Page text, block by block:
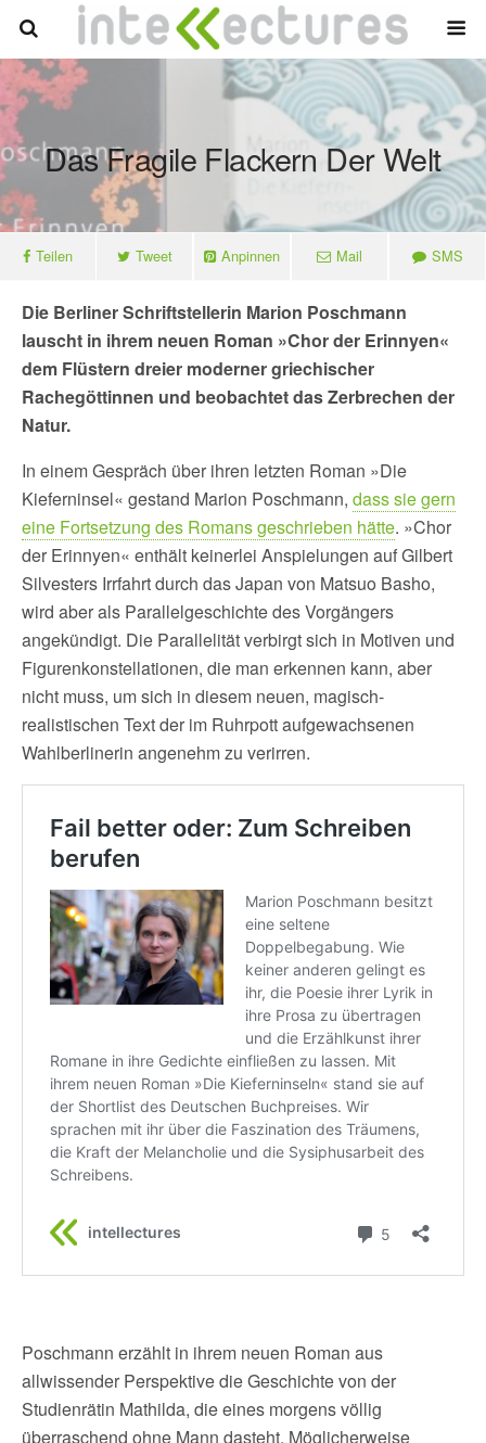
Das Fragile Flackern Der Welt
Teilen Tweet Anpinnen Mail SMS
Die Berliner Schriftstellerin Marion Poschmann
lauscht in ihrem neuen Roman »Chor der Erinnyen«
dem Flüstern dreier moderner griechischer
Rachegöttinnen und beobachtet das Zerbrechen der
Natur.
In einem Gespräch über ihren letzten Roman »Die
Kieferninsel« gestand Marion Poschmann, dass sie gern
eine Fortsetzung des Romans geschrieben hätte. »Chor
der Erinnyen« enthält keinerlei Anspielungen auf Gilbert
Silvesters Irrfahrt durch das Japan von Matsuo Basho,
wird aber als Parallelgeschichte des Vorgängers
angekündigt. Die Parallelität verbirgt sich in Motiven und
Figurenkonstellationen, die man erkennen kann, aber
nicht muss, um sich in diesem neuen, magisch-
realistischen Text der im Ruhrpott aufgewachsenen
Wahlberlinerin angenehm zu verirren.
Poschmann erzählt in ihrem neuen Roman aus
allwissender Perspektive die Geschichte von der
Studienrätin Mathilda, die eines morgens völlig
überraschend ohne Mann dasteht. Möglicherweise